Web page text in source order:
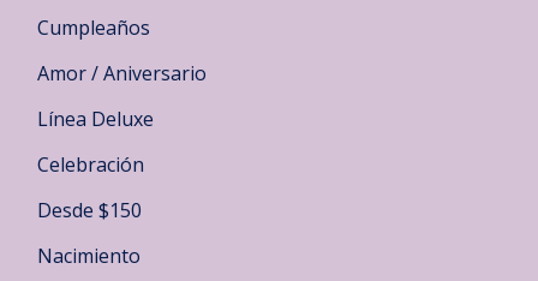
Cumpleaños
Amor / Aniversario
Línea Deluxe
Celebración
Desde $150
Nacimiento